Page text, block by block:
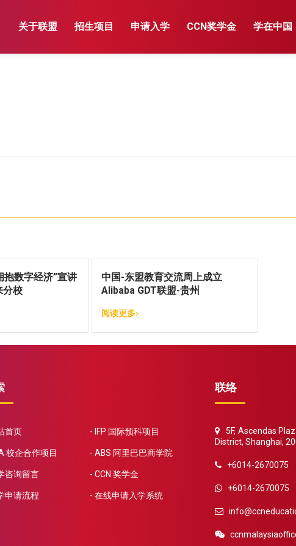
关于联盟 招生项目 申请入学 CCN奖学金 学在中国
抱数字经济”宣讲
分校
中国-东盟教育交流周上成立
Alibaba GDT联盟-贵州
阅读更多
首页 IFP 国际预科项目
校企合作项目 ABS 阿里巴巴商学院
咨询留言 CCN 奖学金
申请流程 在线申请入学系统
联络
5F, Ascendas
District, Shanghai,
+6014-2670075
+6014-2670075